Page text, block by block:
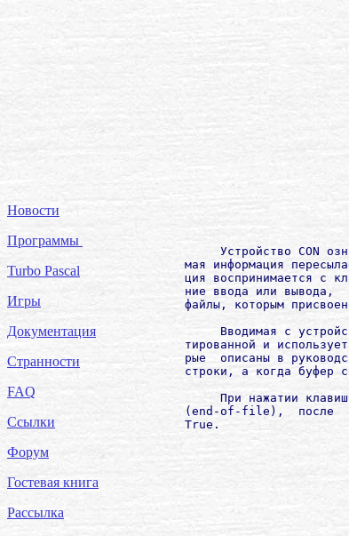
Новости
Программы
Turbo Pascal
Игры
Документация
Странности
FAQ
Ссылки
Форум
Гостевая книга
Рассылка
Устройство CОN
мая информация
ция воспринимается с
ние ввода или вывода,
файлы, которым
Вводимая с
тированной и
рые  описаны в
строки, а когда буфер
При нажатии
(end-of-file),  после
        Truе.